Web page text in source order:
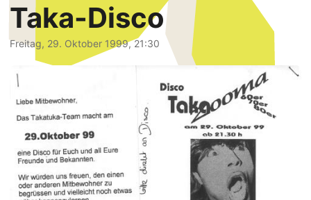
Taka-Disco
Freitag, 29. Oktober 1999, 21:30